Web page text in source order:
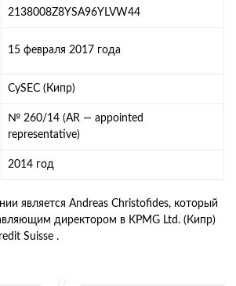
2138008Z8YSA96YLVW44
15 февраля 2017 года
CySEC (Кипр)
№ 260/14 (AR — appointed
representative)
2014 год
является Andreas Christofides, который
директором в KPMG Ltd. (Кипр)
Suisse .